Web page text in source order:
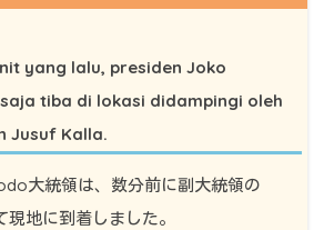
yang lalu, presiden Joko
tiba di lokasi didampingi oleh
Jusuf Kalla.
大統領は、数分前に副大統領の
地に到着しました。